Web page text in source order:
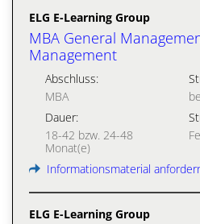
ELG E-Learning Group
MBA General
Management
Abschluss:
MBA
Dauer:
18-42 bzw. 24-48
Monat(e)
Informationsmaterial
ELG E-Learning Group